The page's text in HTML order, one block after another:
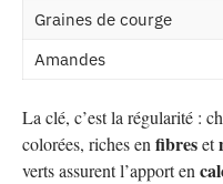
Graines de courge
Amandes
La clé, c’est la régularité :
colorées, riches en fibreset
verts assurent l’apport en